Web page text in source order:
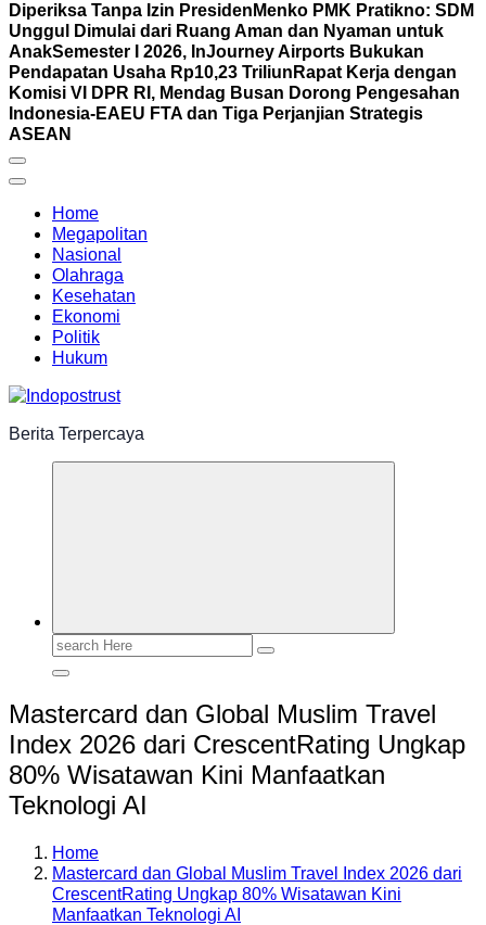
Diperiksa Tanpa Izin Presiden Menko PMK Pratikno: SDM
Unggul Dimulai dari Ruang Aman dan Nyaman untuk
AnakSemester I 2026, InJourney Airports Bukukan
Pendapatan Usaha Rp10,23 Triliun Rapat Kerja dengan
Komisi VI DPR RI, Mendag Busan Dorong Pengesahan
Indonesia-EAEU FTA dan Tiga Perjanjian Strategis
ASEAN
Home
Megapolitan
Nasional
Olahraga
Kesehatan
Ekonomi
Politik
Hukum
Berita Terpercaya
Search
Mastercard dan Global Muslim Travel
Index 2026 dari CrescentRating Ungkap
80% Wisatawan Kini Manfaatkan
Teknologi AI
Home
Mastercard dan Global Muslim Travel Index 2026 dari
CrescentRating Ungkap 80% Wisatawan Kini
Manfaatkan Teknologi AI